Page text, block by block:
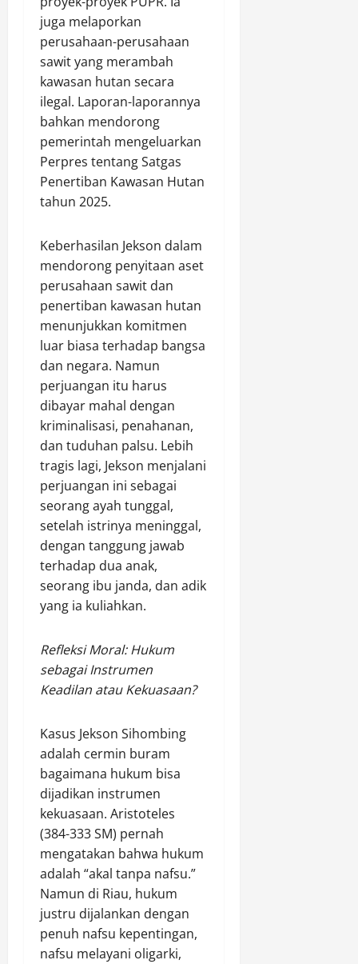
juga melaporkan
perusahaan-perusahaan
sawit yang merambah
kawasan hutan secara
ilegal. Laporan-laporannya
bahkan mendorong
pemerintah mengeluarkan
Perpres tentang Satgas
Penertiban Kawasan Hutan
tahun 2025.
Keberhasilan Jekson dalam
mendorong penyitaan aset
perusahaan sawit dan
penertiban kawasan hutan
menunjukkan komitmen
luar biasa terhadap bangsa
dan negara. Namun
perjuangan itu harus
dibayar mahal dengan
kriminalisasi, penahanan,
dan tuduhan palsu. Lebih
tragis lagi, Jekson menjalani
perjuangan ini sebagai
seorang ayah tunggal,
setelah istrinya meninggal,
dengan tanggung jawab
terhadap dua anak,
seorang ibu janda, dan adik
yang ia kuliahkan.
Refleksi Moral: Hukum
sebagai Instrumen
Keadilan atau Kekuasaan?
Kasus Jekson Sihombing
adalah cermin buram
bagaimana hukum bisa
dijadikan instrumen
kekuasaan. Aristoteles
(384-333 SM) pernah
mengatakan bahwa hukum
adalah “akal tanpa nafsu.”
Namun di Riau, hukum
justru dijalankan dengan
penuh nafsu kepentingan,
nafsu melayani oligarki,